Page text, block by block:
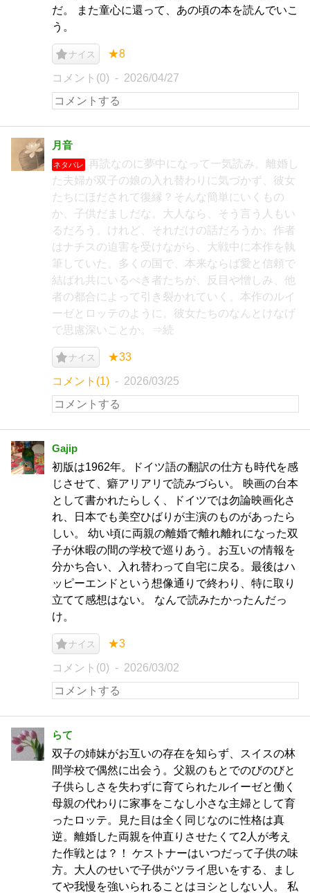
だ。 また童心に還って、あの頃の本を読んでいこ
う。
ナイス ★8
コメント(0) 2026/04/27
月音
ネタバレ
再読なのに夢中になって一気読み。離婚し
た夫婦が双子の娘の入れ替わりに気づかず、彼女
たちにほだされて復縁？そんな簡単にいくもの
か、子供だましだな。大人なら、そう言う人もい
るだろう。けれど、それだけの話だろうか。作者
はナチスの迫害を受けながら、大戦中に本作を執
筆していた。多くの国で、本来ならば愛と信頼で
結ばれ共にいるべき者たちが、反目や憎しみ、他
者の都合によって引き裂かれていく。本作のルイ
ーゼとロッテのように。彼女たちのなんとけなげ
で思慮深いことか。⇒続
ナイス ★33
コメント(1) 2026/03/25
Gajip
初版は1962年。ドイツ語の翻訳の仕方も時代を感
じさせて、癖アリアリで読みづらい。 映画の台本
として書かれたらしく、ドイツでは勿論映画化さ
れ、日本でも美空ひばりが主演のものがあったら
しい。 幼い頃に両親の離婚で離れ離れになった双
子が休暇の間の学校で巡りあう。お互いの情報を
分かち合い、入れ替わって自宅に戻る。最後はハ
ッピーエンドという想像通りで終わり、特に取り
立てて感想はない。 なんで読みたかったんだっ
け。
ナイス ★3
コメント(0) 2026/03/02
らて
双子の姉妹がお互いの存在を知らず、スイスの林
間学校で偶然に出会う。父親のもとでのびのびと
子供らしさを失わずに育てられたルイーゼと働く
母親の代わりに家事をこなし小さな主婦として育
ったロッテ。見た目は全く同じなのに性格は真
逆。離婚した両親を仲直りさせたくて2人が考え
た作戦とは？！ ケストナーはいつだって子供の味
方。大人のせいで子供がツライ思いをする、まし
てや我慢を強いられることはヨシとしない人。 私